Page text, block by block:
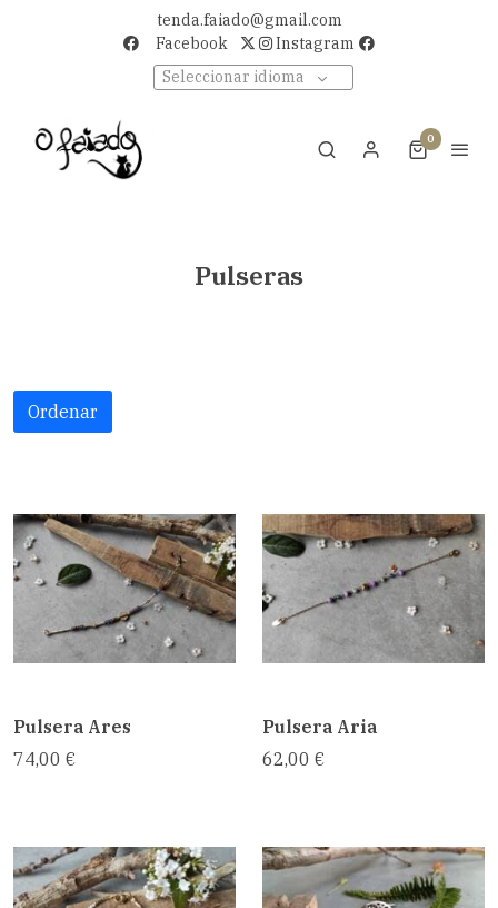
tenda.faiado@gmail.com
Facebook
Instagram
Seleccionar idioma
0
Pulseras
Ordenar
Pulsera Ares
74,00 €
Pulsera Aria
62,00 €